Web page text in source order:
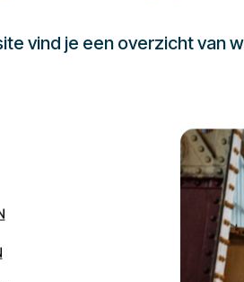
vind je een overzicht van